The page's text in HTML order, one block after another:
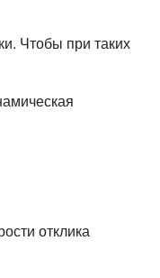
Чтобы при таких
отклика